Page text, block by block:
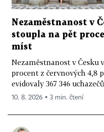
Nezaměstnanost v
stoupla na pět
míst
Nezaměstnanost v Česku
procent z červnových 4,8
evidovaly 367 346
10. 8. 2026 ▪ 3 min. čtení